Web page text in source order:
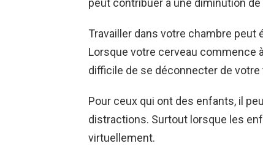
peut contribuer à une diminution
Travailler dans votre chambre
Lorsque votre cerveau commence
difficile de se déconnecter de
Pour ceux qui ont des enfants, il
distractions. Surtout lorsque les
virtuellement.